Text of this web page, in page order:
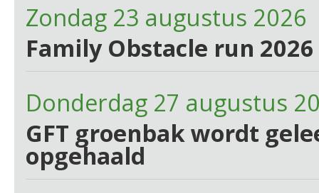
Zondag 23 augustus
Family Obstacle run 2026
Donderdag 27 augustus
GFT groenbak wordt
opgehaald